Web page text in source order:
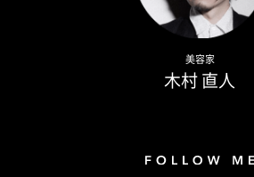
美容家
木村 直人